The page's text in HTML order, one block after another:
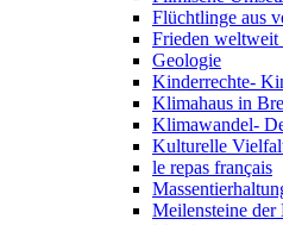
Flüchtlinge aus
Frieden weltweit
Geologie
Kinderrechte-
Klimahaus in
Klimawandel-
Kulturelle
le repas français
Meilensteine der